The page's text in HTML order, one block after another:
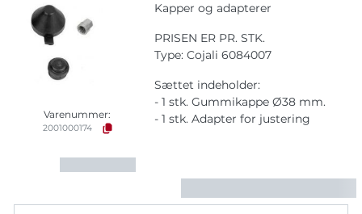
Varenummer:
2001000174
Kapper og adapterer
PRISEN ER PR. STK.
Type: Cojali 6084007
Sættet indeholder:
- 1 stk. Gummikappe Ø38 mm.
- 1 stk. Adapter for justering